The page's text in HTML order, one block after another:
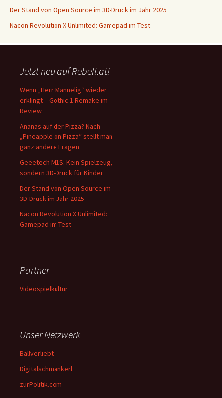
Der Stand von Open Source im 3D-Druck im Jahr 2025
Nacon Revolution X Unlimited: Gamepad im Test
Jetzt neu auf Rebell.at!
Wenn „Herr Mannelig“ wieder
erklingt – Gothic 1 Remake im
Review
Ananas auf der Pizza? Nach
„Pineapple on Pizza“ stellt man
ganz andere Fragen
Geeetech M1S: Kein Spielzeug,
sondern 3D-Druck für Kinder
Der Stand von Open Source im
3D-Druck im Jahr 2025
Nacon Revolution X Unlimited:
Gamepad im Test
Partner
Videospielkultur
Unser Netzwerk
Ballverliebt
Digitalschmankerl
zurPolitik.com